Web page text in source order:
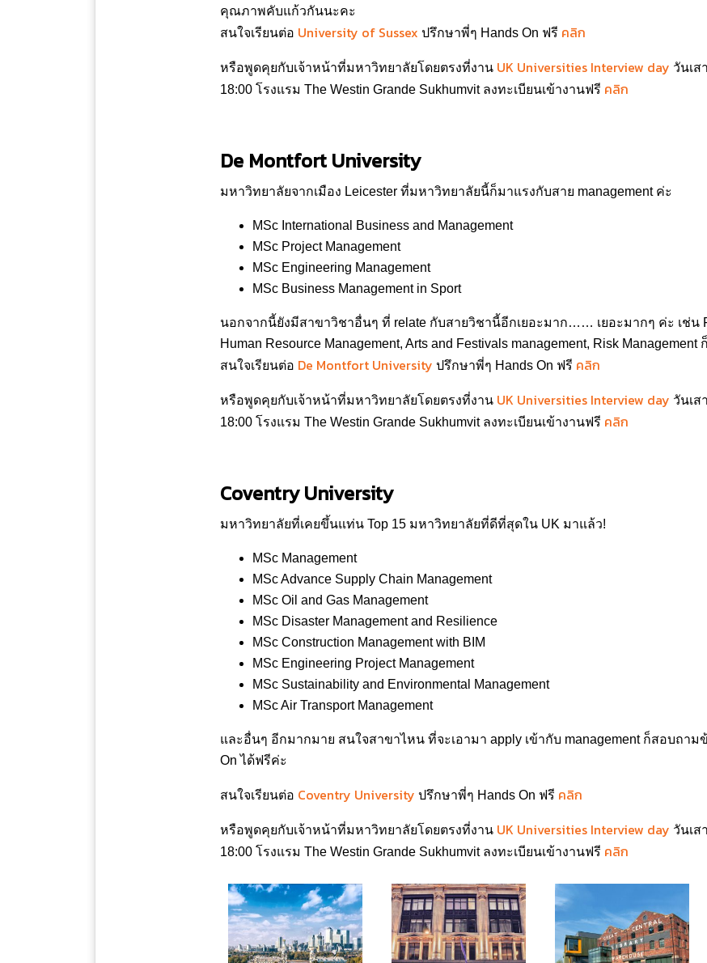
คุณภาพคับแก้วกันนะคะ
สนใจเรียนต่อ University of Sussex ปรึกษาพี่ๆ Hands On ฟรี คลิก
หรือพูดคุยกับเจ้าหน้าที่มหาวิทยาลัยโดยตรงที่งาน UK Universities Interview day วันเส
18:00 โรงแรม The Westin Grande Sukhumvit ลงทะเบียนเข้างานฟรี คลิก
De Montfort University
มหาวิทยาลัยจากเมือง Leicester ที่มหาวิทยาลัยนี้ก็มาแรงกับสาย management ค่ะ
MSc International Business and Management
MSc Project Management
MSc Engineering Management
MSc Business Management in Sport
นอกจากนี้ยังมีสาขาวิชาอื่นๆ ที่ relate กับสายวิชานี้อีกเยอะมาก…… เยอะมากๆ ค่ะ เช่น
Human Resource Management, Arts and Festivals management, Risk Management
สนใจเรียนต่อ De Montfort University ปรึกษาพี่ๆ Hands On ฟรี คลิก
หรือพูดคุยกับเจ้าหน้าที่มหาวิทยาลัยโดยตรงที่งาน UK Universities Interview day วันเส
18:00 โรงแรม The Westin Grande Sukhumvit ลงทะเบียนเข้างานฟรี คลิก
Coventry University
มหาวิทยาลัยที่เคยขึ้นแท่น Top 15 มหาวิทยาลัยที่ดีที่สุดใน UK มาแล้ว!
MSc Management
MSc Advance Supply Chain Management
MSc Oil and Gas Management
MSc Disaster Management and Resilience
MSc Construction Management with BIM
MSc Engineering Project Management
MSc Sustainability and Environmental Management
MSc Air Transport Management
และอื่นๆ อีกมากมาย สนใจสาขาไหน ที่จะเอามา apply เข้ากับ management ก็สอบถาม
On ได้ฟรีค่ะ
สนใจเรียนต่อ Coventry University ปรึกษาพี่ๆ Hands On ฟรี คลิก
หรือพูดคุยกับเจ้าหน้าที่มหาวิทยาลัยโดยตรงที่งาน UK Universities Interview day วันเส
18:00 โรงแรม The Westin Grande Sukhumvit ลงทะเบียนเข้างานฟรี คลิก